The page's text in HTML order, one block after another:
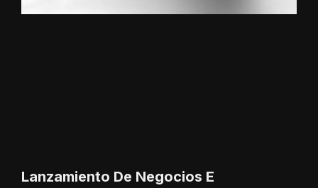
Lanzamiento De Negocios E